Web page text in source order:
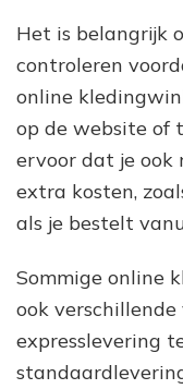
Het is belangrijk
controleren
online
op de website of
ervoor dat je ook
extra kosten,
als je bestelt
Sommige online
ook
expresslevering